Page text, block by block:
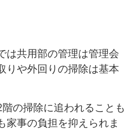
は共用部の管理は管理会
りや外回りの掃除は基本
の掃除に追われることも
家事の負担を抑えられま